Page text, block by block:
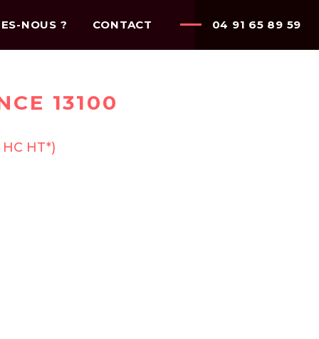
NOUS ? CONTACT 04 91 65 89 59
13100
HT*)